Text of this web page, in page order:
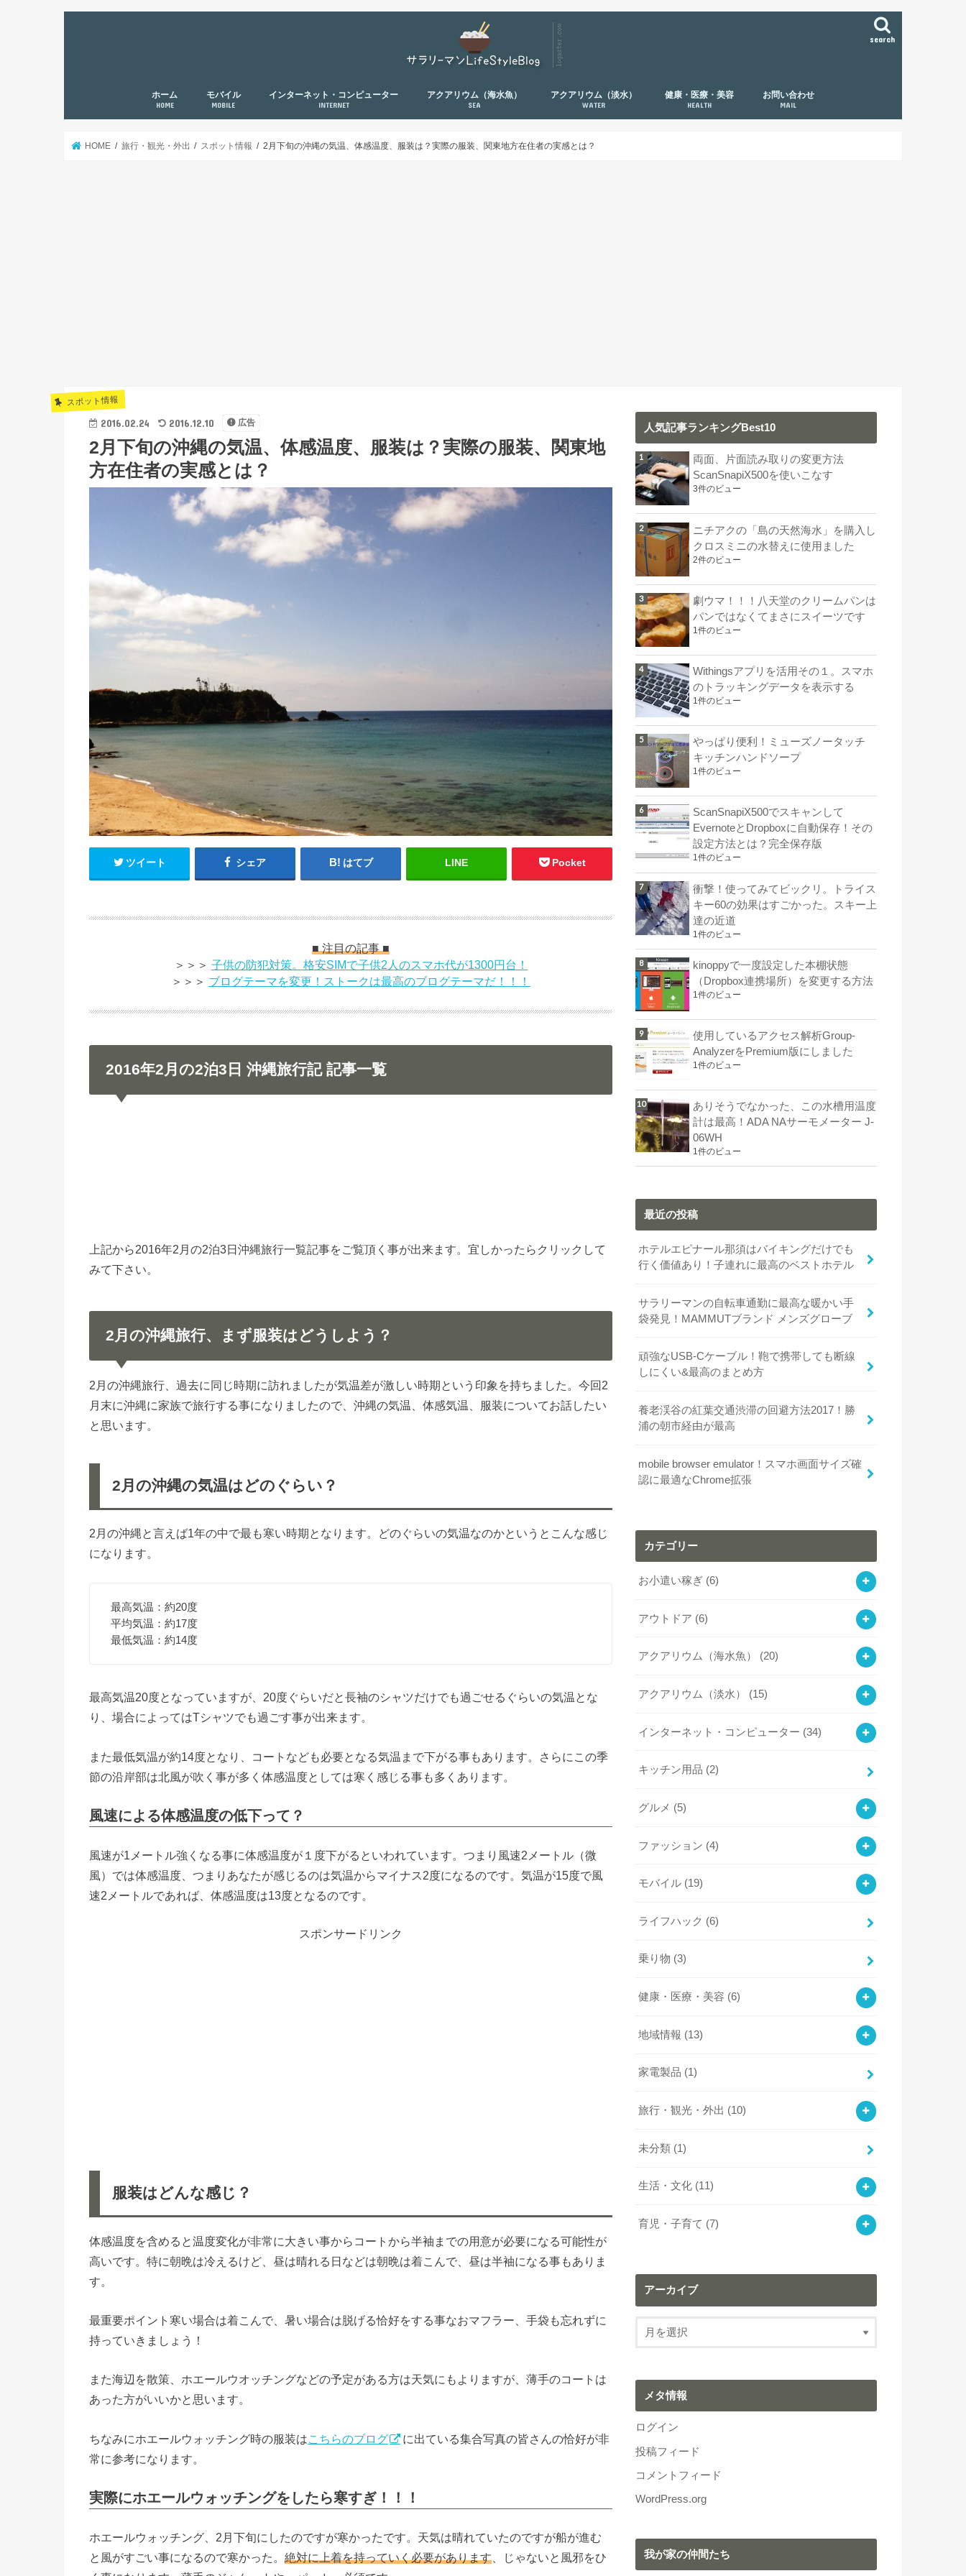
search
ホーム
HOME
モバイル
MOBILE
インターネット・コンピューター
INTERNET
アクアリウム（海水魚）
SEA
アクアリウム（淡水）
WATER
健康・医療・美容
HEALTH
お問い合わせ
MAIL
HOME 旅行・観光・外出 スポット情報 2月下旬の沖縄の気温、体感温度、服装は？実際の服装、関東地方在住者の実感とは？
スポット情報
2016.02.24 2016.12.10 広告
2月下旬の沖縄の気温、体感温度、服装は？実際の服装、関東地
方在住者の実感とは？
ツイート シェア はてブ LINE Pocket
■ 注目の記事 ■
＞＞＞ 子供の防犯対策。格安SIMで子供2人のスマホ代が1300円台！
＞＞＞ ブログテーマを変更！ストークは最高のブログテーマだ！！！
2016年2月の2泊3日 沖縄旅行記 記事一覧
上記から2016年2月の2泊3日沖縄旅行一覧記事をご覧頂く事が出来ます。宜しかったらクリックして
みて下さい。
2月の沖縄旅行、まず服装はどうしよう？
2月の沖縄旅行、過去に同じ時期に訪れましたが気温差が激しい時期という印象を持ちました。今回2
月末に沖縄に家族で旅行する事になりましたので、沖縄の気温、体感気温、服装についてお話したい
と思います。
2月の沖縄の気温はどのぐらい？
2月の沖縄と言えば1年の中で最も寒い時期となります。どのぐらいの気温なのかというとこんな感じ
になります。
最高気温：約20度
平均気温：約17度
最低気温：約14度
最高気温20度となっていますが、20度ぐらいだと長袖のシャツだけでも過ごせるぐらいの気温とな
り、場合によってはTシャツでも過ごす事が出来ます。
また最低気温が約14度となり、コートなども必要となる気温まで下がる事もあります。さらにこの季
節の沿岸部は北風が吹く事が多く体感温度としては寒く感じる事も多くあります。
風速による体感温度の低下って？
風速が1メートル強くなる事に体感温度が１度下がるといわれています。つまり風速2メートル（微
風）では体感温度、つまりあなたが感じるのは気温からマイナス2度になるのです。 気温が15度で風
速2メートルであれば、体感温度は13度となるのです。
スポンサードリンク
服装はどんな感じ？
体感温度を含めると温度変化が非常に大きい事からコートから半袖までの用意が必要になる可能性が
高いです。特に朝晩は冷えるけど、昼は晴れる日などは朝晩は着こんで、昼は半袖になる事もありま
す。
最重要ポイント 寒い場合は着こんで、暑い場合は脱げる恰好をする事なおマフラー、手袋も忘れずに
持っていきましょう！
また海辺を散策、ホエールウオッチングなどの予定がある方は天気にもよりますが、薄手のコートは
あった方がいいかと思います。
ちなみにホエールウォッチング時の服装はこちらのブログ
に出ている集合写真の皆さんの恰好が非
常に参考になります。
実際にホエールウォッチングをしたら寒すぎ！！！
ホエールウォッチング、2月下旬にしたのですが寒かったです。天気は晴れていたのですが船が進む
と風がすごい事になるので寒かった。 絶対に上着を持っていく必要があります 、じゃないと風邪をひ
人気記事ランキングBest10
両面、片面読み取りの変更方法
ScanSnapiX500を使いこなす
3件のビュー
ニチアクの「島の天然海水」を購入し
クロスミニの水替えに使用ました
2件のビュー
劇ウマ！！！八天堂のクリームパンは
パンではなくてまさにスイーツです
1件のビュー
Withingsアプリを活用その１。スマホ
のトラッキングデータを表示する
1件のビュー
やっぱり便利！ミューズノータッチ
キッチンハンドソープ
1件のビュー
ScanSnapiX500でスキャンして
EvernoteとDropboxに自動保存！その
設定方法とは？完全保存版
1件のビュー
衝撃！使ってみてビックリ。トライス
キー60の効果はすごかった。スキー上
達の近道
1件のビュー
kinoppyで一度設定した本棚状態
（Dropbox連携場所）を変更する方法
1件のビュー
使用しているアクセス解析Group-
AnalyzerをPremium版にしました
1件のビュー
ありそうでなかった、この水槽用温度
計は最高！ADA NAサーモメーター J-
06WH
1件のビュー
最近の投稿
ホテルエピナール那須はバイキングだけでも
行く価値あり！子連れに最高のベストホテル
サラリーマンの自転車通勤に最高な暖かい手
袋発見！MAMMUTブランド メンズグローブ
頑強なUSB-Cケーブル！鞄で携帯しても断線
しにくい&最高のまとめ方
養老渓谷の紅葉交通渋滞の回避方法2017！勝
浦の朝市経由が最高
mobile browser emulator！スマホ画面サイズ確
認に最適なChrome拡張
カテゴリー
お小遣い稼ぎ (6)
アウトドア (6)
アクアリウム（海水魚） (20)
アクアリウム（淡水） (15)
インターネット・コンピューター (34)
キッチン用品 (2)
グルメ (5)
ファッション (4)
モバイル (19)
ライフハック (6)
乗り物 (3)
健康・医療・美容 (6)
地域情報 (13)
家電製品 (1)
旅行・観光・外出 (10)
未分類 (1)
生活・文化 (11)
育児・子育て (7)
アーカイブ
メタ情報
ログイン
投稿フィード
コメントフィード
WordPress.org
我が家の仲間たち